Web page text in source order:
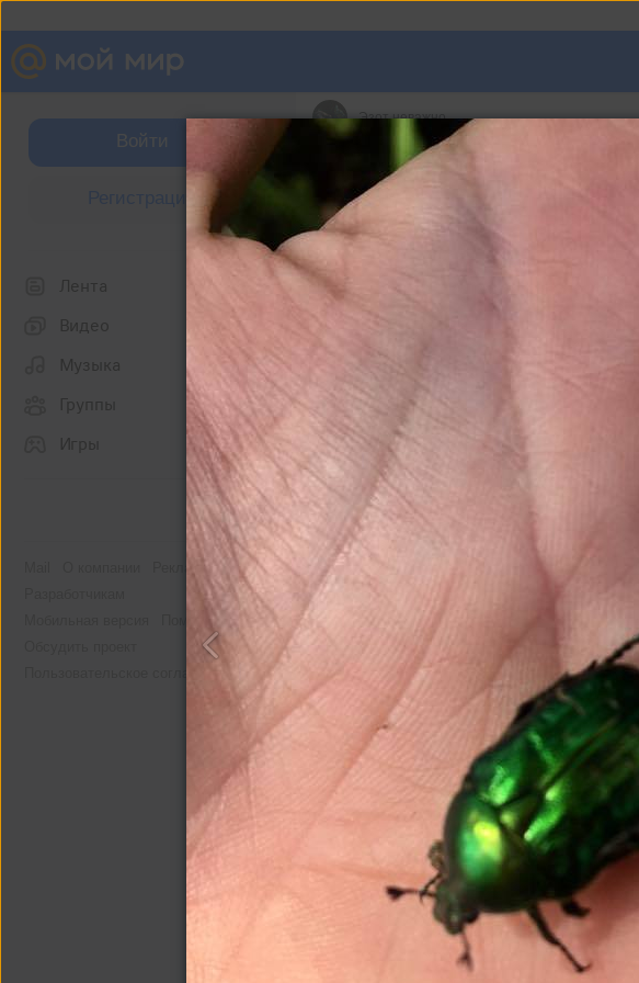
Войти
Лента
Видео
Музыка
Группы
Игры
Реклама
Помощь
Эзот неважно
Фотографии
разное
разное
Другие альбомы